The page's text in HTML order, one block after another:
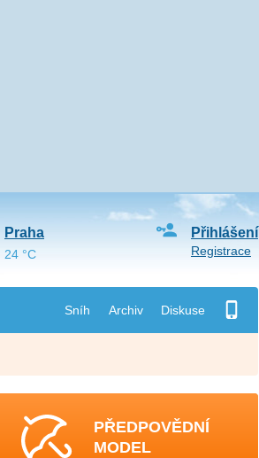
Sníh Archiv Diskuse
Přihlášení
Registrace
Praha
24 °C
PŘEDPOVĚDNÍ
MODEL